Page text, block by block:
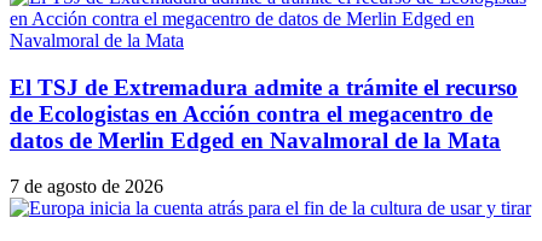
El TSJ de Extremadura admite a trámite el recurso
de Ecologistas en Acción contra el megacentro de
datos de Merlin Edged en Navalmoral de la Mata
7 de agosto de 2026